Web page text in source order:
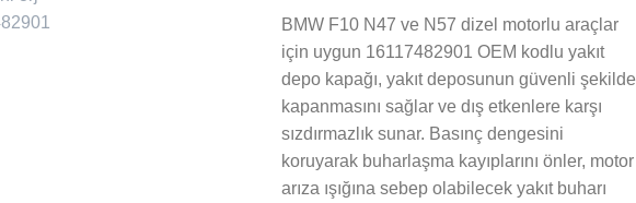
BMW F10 N47 ve N57 dizel motorlu araçlar
için uygun 16117482901 OEM kodlu yakıt
depo kapağı, yakıt deposunun güvenli şekilde
kapanmasını sağlar ve dış etkenlere karşı
sızdırmazlık sunar. Basınç dengesini
koruyarak buharlaşma kayıplarını önler, motor
arıza ışığına sebep olabilecek yakıt buharı